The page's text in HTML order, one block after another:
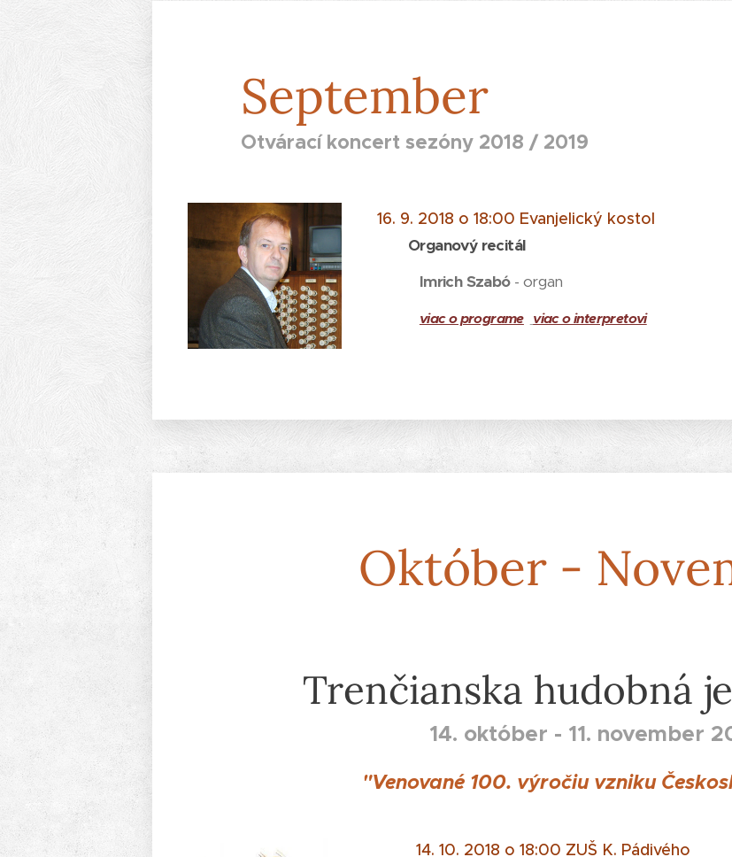
September
Otvárací koncert sezóny 2018 / 2019
16. 9. 2018 o 18:00 Evanjelický kostol
Organový recitál
Imrich Szabó- organ
viac o programe viac o interpretovi
Október -
Trenčianska hudobná
14. október - 11. november
"Venované 100. výročiu vzniku
14. 10. 2018 o 18:00 ZUŠ K. Pádivého